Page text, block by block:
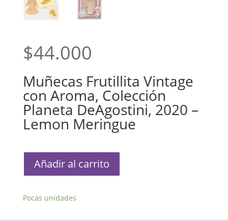
$44.000
Muñecas Frutillita Vintage
con Aroma, Colección
Planeta DeAgostini, 2020 –
Lemon Meringue
Muñecas
Frutillita
Vintage
Aroma,
Añadir al carrito
Pocas unidades